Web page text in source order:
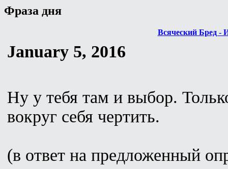
Фраза дня
Всяческий Бред -
January 5, 2016
Ну у тебя там и выбор.
вокруг себя чертить.
(в ответ на предложенный